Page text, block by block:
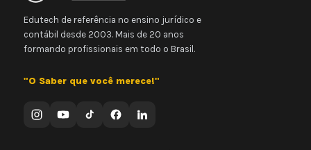
Edutech de referência no ensino jurídico e
contábil desde 2003. Mais de 20 anos
formando profissionais em todo o Brasil.
"O Saber que você merece!"